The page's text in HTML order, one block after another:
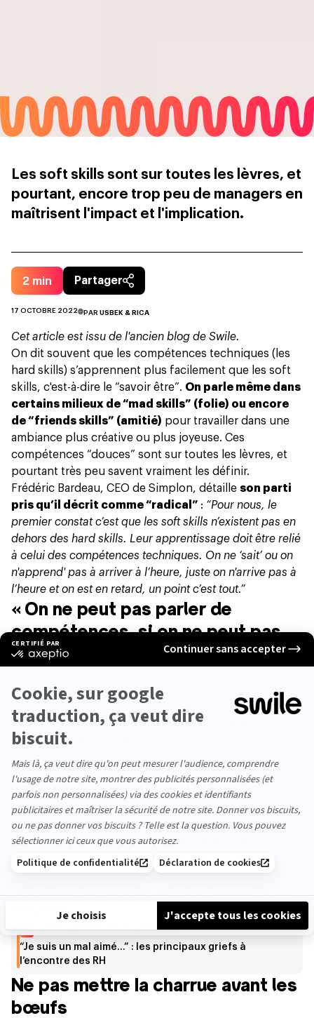
Les soft skills sont sur toutes les lèvres, et
pourtant, encore trop peu de managers en
maîtrisent l'impact et l'implication.
2 min Partager
17 OCTOBRE 2022 PAR USBEK & RICA
Cet article est issu de l'ancien blog de Swile.
On dit souvent que les compétences techniques (les
hard skills) s’apprennent plus facilement que les soft
skills, c'est-à-dire le “savoir être”. On parle même dans
certains milieux de “mad skills” (folie) ou encore
de “friends skills” (amitié) pour travailler dans une
ambiance plus créative ou plus joyeuse. Ces
compétences “douces” sont sur toutes les lèvres, et
pourtant très peu savent vraiment les définir.
Frédéric Bardeau, CEO de Simplon, détaille son parti
pris qu’il décrit comme “radical” : “Pour nous, le
premier constat c’est que les soft skills n’existent pas en
dehors des hard skills. Leur apprentissage doit être relié
à celui des compétences techniques. On ne ‘sait’ ou on
n'apprend' pas à arriver à l’heure, juste on n'arrive pas à
l’heure et on est en retard, un point c’est tout.”
« On ne peut pas parler de
compétences, si on ne peut pas
les évaluer »
pas mettre n’importe quoi derrière l’expression “soft
skills”. Un des critères ?
Les évaluations “On ne peut
pas parler de skills, c'est-à-dire de compétences, si
on ne peut pas les évaluer,
faut que ce soit défini dans un cadre et que ce dernier
soit objectif. Sinon on parle de quoi… de bonnes
manières ?!”
C’est pourquoi, il préfère parler de « compétences
transverses ». Et pour les évaluer l’équipe de Simplon a
décidé de créerun référentiel de compétences
transversales, inspiré par leRECTECmis en avant par
l'Union européenne (UE) - la référence en la matière. Il
LA RÉDACTION VOUS CONSEILLE
“Je suis un mal aimé…” : les principaux griefs à
l’encontre des RH
Ne pas mettre la charrue avant les
bœufs